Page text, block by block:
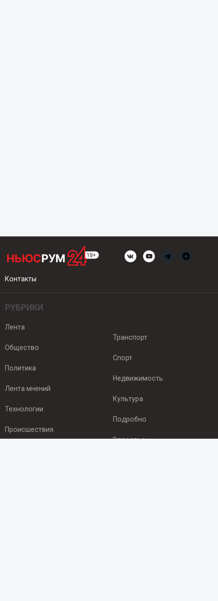
Контакты
РУБРИКИ
Лента
Общество
Политика
Лента мнений
Технологии
Происшествия
Транспорт
Спорт
Недвижимость
Культура
Подробно
Здоровье